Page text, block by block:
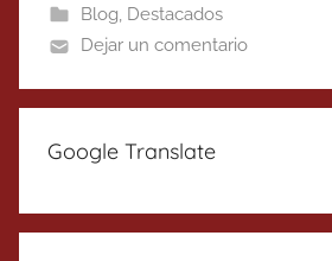
Blog, Destacados
Dejar un comentario
Google Translate